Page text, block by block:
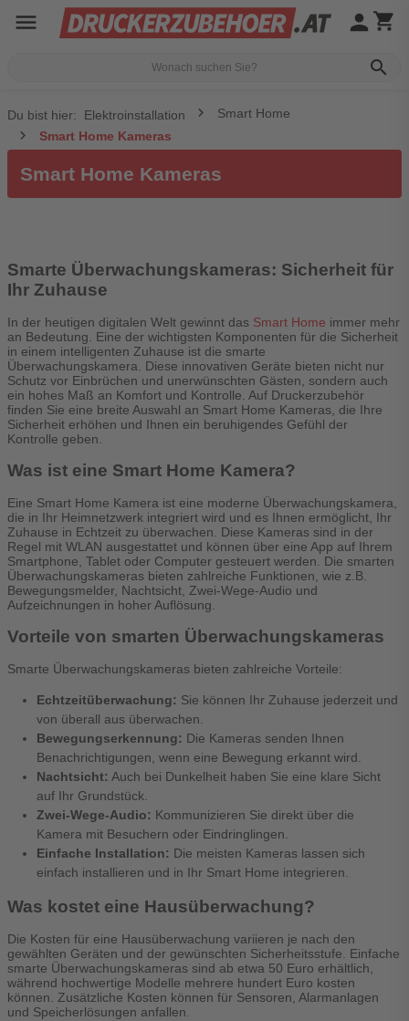
menu
search
person shopping_cart
Du bist hier: Elektroinstallation
Smart Home
Smart Home Kameras
Smart Home Kameras
Smarte Überwachungskameras: Sicherheit für
Ihr Zuhause
In der heutigen digitalen Welt gewinnt das Smart Home immer mehr
an Bedeutung. Eine der wichtigsten Komponenten für die Sicherheit
in einem intelligenten Zuhause ist die smarte
Überwachungskamera. Diese innovativen Geräte bieten nicht nur
Schutz vor Einbrüchen und unerwünschten Gästen, sondern auch
ein hohes Maß an Komfort und Kontrolle. Auf Druckerzubehör
finden Sie eine breite Auswahl an Smart Home Kameras, die Ihre
Sicherheit erhöhen und Ihnen ein beruhigendes Gefühl der
Kontrolle geben.
Was ist eine Smart Home Kamera?
Eine Smart Home Kamera ist eine moderne Überwachungskamera,
die in Ihr Heimnetzwerk integriert wird und es Ihnen ermöglicht, Ihr
Zuhause in Echtzeit zu überwachen. Diese Kameras sind in der
Regel mit WLAN ausgestattet und können über eine App auf Ihrem
Smartphone, Tablet oder Computer gesteuert werden. Die smarten
Überwachungskameras bieten zahlreiche Funktionen, wie z.B.
Bewegungsmelder, Nachtsicht, Zwei-Wege-Audio und
Aufzeichnungen in hoher Auflösung.
Vorteile von smarten Überwachungskameras
Smarte Überwachungskameras bieten zahlreiche Vorteile:
Echtzeitüberwachung: Sie können Ihr Zuhause jederzeit und
von überall aus überwachen.
Bewegungserkennung: Die Kameras senden Ihnen
Benachrichtigungen, wenn eine Bewegung erkannt wird.
Nachtsicht: Auch bei Dunkelheit haben Sie eine klare Sicht
auf Ihr Grundstück.
Zwei-Wege-Audio: Kommunizieren Sie direkt über die
Kamera mit Besuchern oder Eindringlingen.
Einfache Installation: Die meisten Kameras lassen sich
einfach installieren und in Ihr Smart Home integrieren.
Was kostet eine Hausüberwachung?
Die Kosten für eine Hausüberwachung variieren je nach den
gewählten Geräten und der gewünschten Sicherheitsstufe. Einfache
smarte Überwachungskameras sind ab etwa 50 Euro erhältlich,
während hochwertige Modelle mehrere hundert Euro kosten
können. Zusätzliche Kosten können für Sensoren, Alarmanlagen
und Speicherlösungen anfallen.